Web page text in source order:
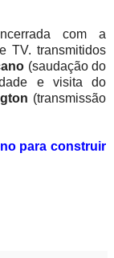
com a
TV. transmitidos
(saudação do
e visita do
(transmissão
para construir